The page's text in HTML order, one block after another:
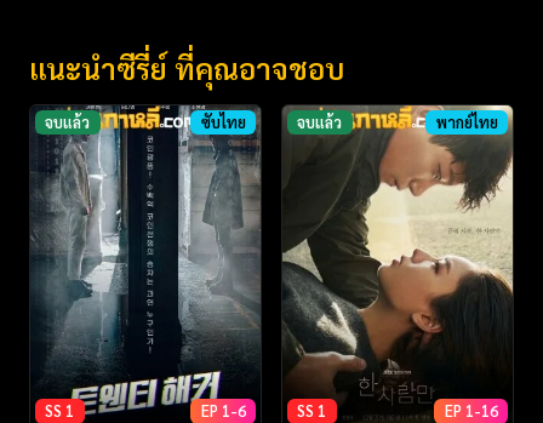
แนะนำซีรี่ย์ ที่คุณอาจชอบ
จบแล้ว ซับไทย
SS 1 EP 1-6
จบแล้ว พากย์ไทย
SS 1 EP 1-16